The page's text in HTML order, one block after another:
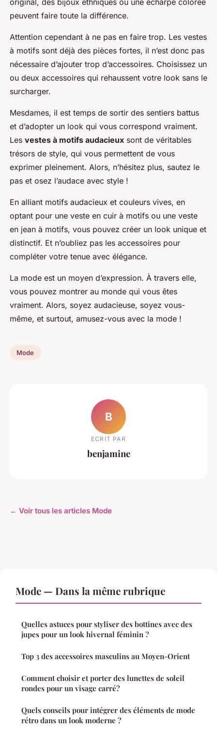
original, des bijoux ethniques ou une écharpe colorée
peuvent faire toute la différence.
Attention cependant à ne pas en faire trop. Les vestes
à motifs sont déjà des pièces fortes, il n’est donc pas
nécessaire d’ajouter trop d’accessoires. Choisissez un
ou deux accessoires qui rehaussent votre look sans le
surcharger.
Mesdames, il est temps de sortir des sentiers battus
et d’adopter un look qui vous correspond vraiment.
Les vestes à motifs audacieux sont de véritables
trésors de style, qui vous permettent de vous
exprimer pleinement. Alors, n’hésitez plus, sautez le
pas et osez l’audace avec style !
En alliant motifs audacieux et couleurs vives, en
optant pour une veste en cuir à motifs ou une veste
en jean à motifs, vous pouvez créer un look unique et
distinctif. Et n’oubliez pas les accessoires pour
compléter votre tenue avec élégance.
La mode est un moyen d’expression. À travers elle,
vous pouvez montrer au monde qui vous êtes
vraiment. Alors, soyez audacieuse, soyez vous-
même, et surtout, amusez-vous avec la mode !
Mode
B
ECRIT PAR
benjamine
← Voir tous les articles Mode
Mode — Dans la même rubrique
Quelles astuces pour styliser des bottines avec des
jupes pour un look hivernal féminin ?
Top 3 des accessoires masculins au Moyen-Orient
Comment choisir et porter des lunettes de soleil
rondes pour un visage carré?
Quels conseils pour intégrer des éléments de mode
rétro dans un look moderne ?